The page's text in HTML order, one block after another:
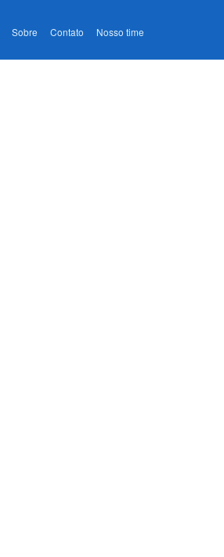
Sobre Contato Nosso time